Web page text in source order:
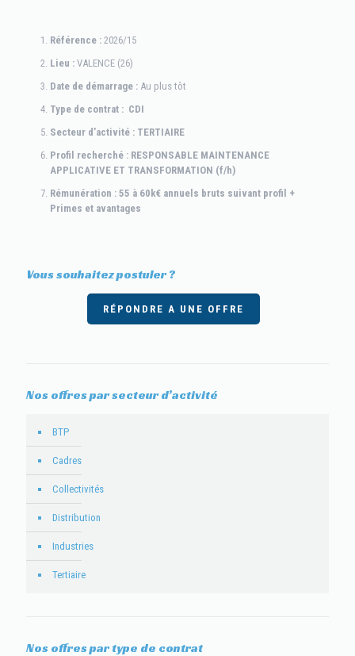
Référence : 2026/15
Lieu : VALENCE (26)
Date de démarrage : Au plus tôt
Type de contrat : CDI
Secteur d’activité : TERTIAIRE
Profil recherché : RESPONSABLE MAINTENANCE
APPLICATIVE ET TRANSFORMATION (f/h)
Rémunération : 55 à 60k€ annuels bruts suivant profil +
Primes et avantages
Vous souhaitez postuler ?
RÉPONDRE A UNE OFFRE
Nos offres par secteur d’activité
BTP
Cadres
Collectivités
Distribution
Industries
Tertiaire
Nos offres par type de contrat